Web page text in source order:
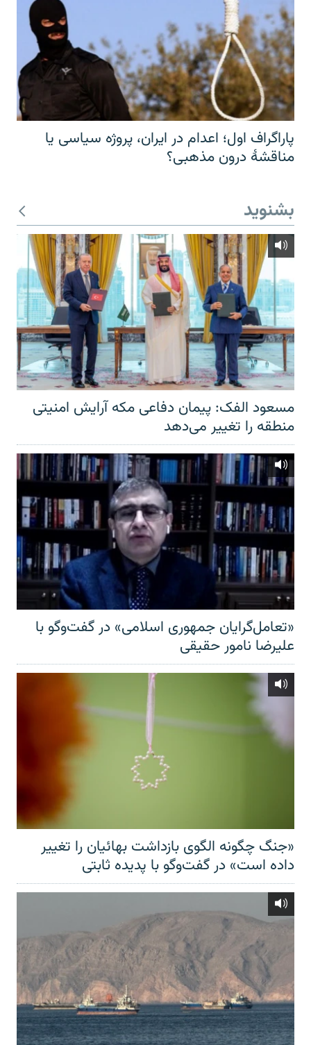
پاراگراف اول؛ اعدام در ایران، پروژه سیاسی یا
مناقشهٔ درون مذهبی؟
بشنوید
مسعود الفک: پیمان دفاعی مکه آرایش امنیتی
منطقه را تغییر می‌دهد
«تعامل‌گرایان جمهوری اسلامی» در گفت‌وگو با
علیرضا نامور حقیقی
«جنگ چگونه الگوی بازداشت بهائیان را تغییر
داده است» در گفت‌وگو با پدیده ثابتی